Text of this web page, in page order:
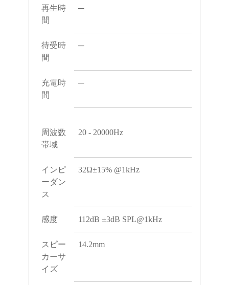
再生時
間
─
待受時
間
─
充電時
間
─
周波数
帯域
20 - 20000Hz
インピ
ーダン
ス
32Ω±15% @1kHz
感度 112dB ±3dB SPL@1kHz
スピー
カーサ
イズ
14.2mm